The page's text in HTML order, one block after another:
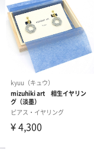
こころよい居場所。
ひとりが好きなこと